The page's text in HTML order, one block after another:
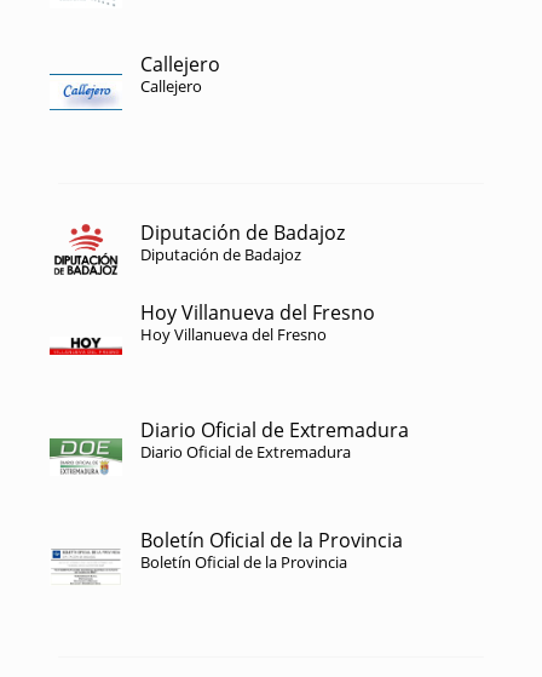
Callejero
Callejero
Diputación de Badajoz
Diputación de Badajoz
Hoy Villanueva del Fresno
Hoy Villanueva del Fresno
Diario Oficial de Extremadura
Diario Oficial de Extremadura
Boletín Oficial de la Provincia
Boletín Oficial de la Provincia